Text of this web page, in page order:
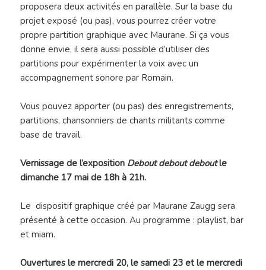
proposera deux activités en parallèle. Sur la base du
projet exposé (ou pas), vous pourrez créer votre
propre partition graphique avec Maurane. Si ça vous
donne envie, il sera aussi possible d’utiliser des
partitions pour expérimenter la voix avec un
accompagnement sonore par Romain.
Vous pouvez apporter (ou pas) des enregistrements,
partitions, chansonniers de chants militants comme
base de travail.
Vernissage de l’exposition Debout debout deboutle
dimanche 17 mai de 18h à 21h.
Le dispositif graphique créé par Maurane Zaugg sera
présenté à cette occasion. Au programme : playlist, bar
et miam.
Ouvertures le mercredi 20, le samedi 23 et le mercredi